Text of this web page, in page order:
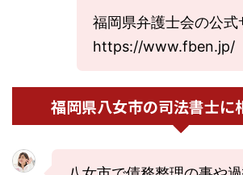
福岡県弁護士会の公
https://www.fben.jp/
福岡県八女市の司法書士に